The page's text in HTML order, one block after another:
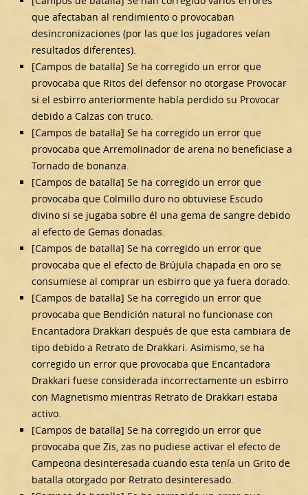
que afectaban al rendimiento o provocaban
desincronizaciones (por las que los jugadores veían
resultados diferentes).
[Campos de batalla] Se ha corregido un error que
provocaba que Ritos del defensor no otorgase Provocar
si el esbirro anteriormente había perdido su Provocar
debido a Calzas con truco.
[Campos de batalla] Se ha corregido un error que
provocaba que Arremolinador de arena no beneficiase a
Tornado de bonanza.
[Campos de batalla] Se ha corregido un error que
provocaba que Colmillo duro no obtuviese Escudo
divino si se jugaba sobre él una gema de sangre debido
al efecto de Gemas donadas.
[Campos de batalla] Se ha corregido un error que
provocaba que el efecto de Brújula chapada en oro se
consumiese al comprar un esbirro que ya fuera dorado.
[Campos de batalla] Se ha corregido un error que
provocaba que Bendición natural no funcionase con
Encantadora Drakkari después de que esta cambiara de
tipo debido a Retrato de Drakkari. Asimismo, se ha
corregido un error que provocaba que Encantadora
Drakkari fuese considerada incorrectamente un esbirro
con Magnetismo mientras Retrato de Drakkari estaba
activo.
[Campos de batalla] Se ha corregido un error que
provocaba que Zis, zas no pudiese activar el efecto de
Campeona desinteresada cuando esta tenía un Grito de
batalla otorgado por Retrato desinteresado.